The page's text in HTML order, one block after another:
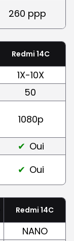
260 ppp
Redmi 14C
1X-10X
50
1080p
Oui
Oui
Redmi 14C
NANO